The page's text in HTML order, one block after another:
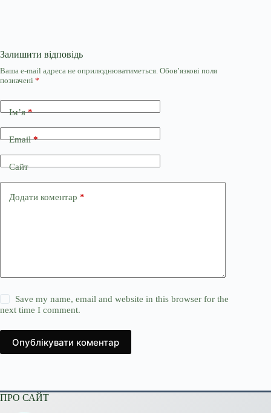
Залишити відповідь
Ваша e-mail адреса не оприлюднюватиметься. Обов’язкові поля
позначені *
Ім’я*
Email*
Сайт
Додати коментар *
Save my name, email and website in this browser for the
next time I comment.
Опублікувати коментар
ПРО САЙТ